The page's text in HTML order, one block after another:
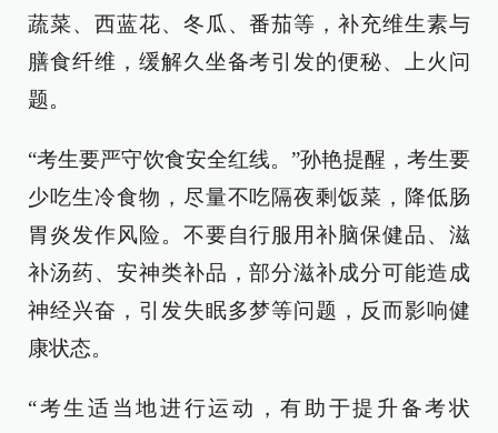
蔬菜、西蓝花、冬瓜、番茄等，补充维生素与
膳食纤维，缓解久坐备考引发的便秘、上火问
题。
“考生要严守饮食安全红线。”孙艳提醒，考生要
少吃生冷食物，尽量不吃隔夜剩饭菜，降低肠
胃炎发作风险。不要自行服用补脑保健品、滋
补汤药、安神类补品，部分滋补成分可能造成
神经兴奋，引发失眠多梦等问题，反而影响健
康状态。
“考生适当地进行运动，有助于提升备考状